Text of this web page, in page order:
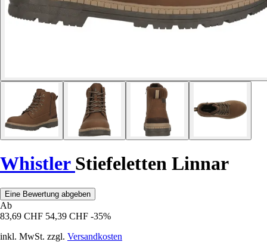
Whistler Stiefeletten Linnar
Eine Bewertung abgeben
Ab
83,69 CHF 54,39 CHF -35%
inkl. MwSt. zzgl. Versandkosten